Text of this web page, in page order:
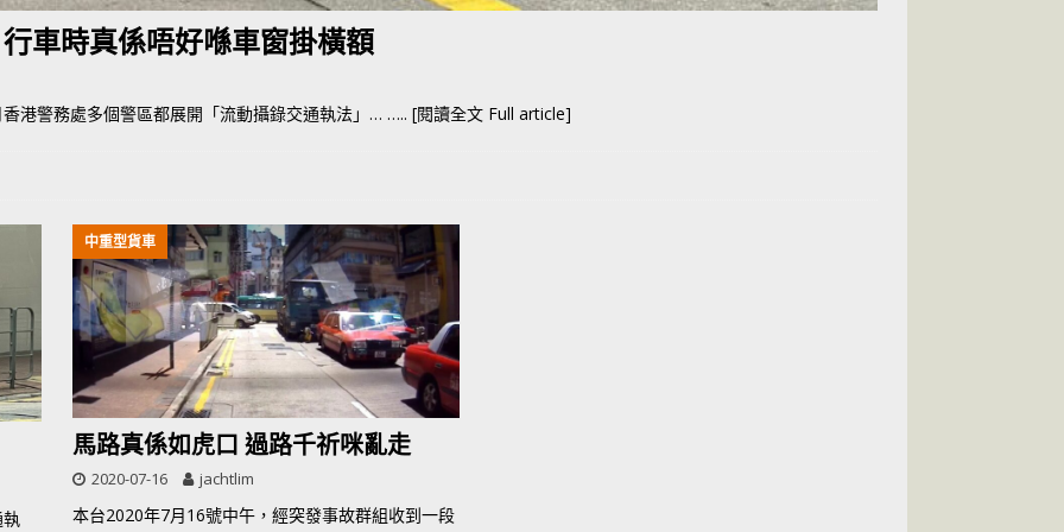
車時真係唔好喺車窗掛橫額
港警務處多個警區都展開「流動攝錄交通執法」… ….. [閱讀全文 Full article]
中重型貨車
馬路真係如虎口 過路千祈咪亂走
2020-07-16 jachtlim
本台2020年7月16號中午，經突發事故群組收到一段